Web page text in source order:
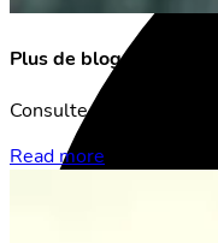
Plus de blogs
Consulte tous nos
Read more